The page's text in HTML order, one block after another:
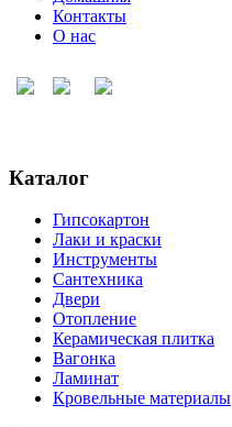
Контакты
О нас
Каталог
Гипсокартон
Лаки и краски
Инструменты
Сантехника
Двери
Отопление
Керамическая плитка
Вагонка
Ламинат
Кровельные материалы